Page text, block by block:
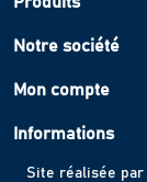
Notre société
Mon compte
Informations
Site réalisée par